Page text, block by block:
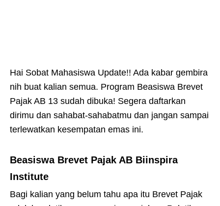
Hai Sobat Mahasiswa Update!! Ada kabar gembira
nih buat kalian semua. Program Beasiswa Brevet
Pajak AB 13 sudah dibuka! Segera daftarkan
dirimu dan sahabat-sahabatmu dan jangan sampai
terlewatkan kesempatan emas ini.
Beasiswa Brevet Pajak AB Biinspira
Institute
Bagi kalian yang belum tahu apa itu Brevet Pajak